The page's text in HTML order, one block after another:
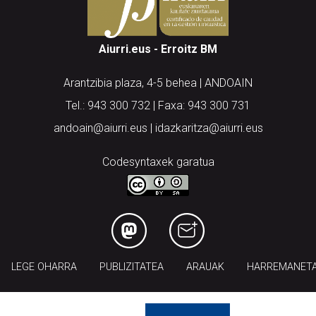
Aiurri.eus - Erroitz BM
Arantzibia plaza, 4-5 behea | ANDOAIN
Tel.: 943 300 732 | Faxa: 943 300 731
andoain@aiurri.eus | idazkaritza@aiurri.eus
Codesyntaxek garatua
LEGE OHARRA PUBLIZITATEA ARAUAK